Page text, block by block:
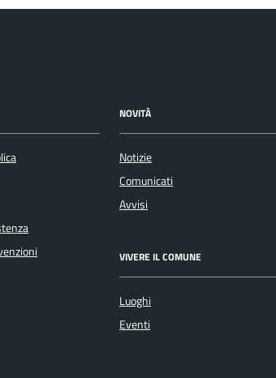
NOVITÀ
Notizie
Comunicati
Avvisi
VIVERE IL COMUNE
Luoghi
Eventi